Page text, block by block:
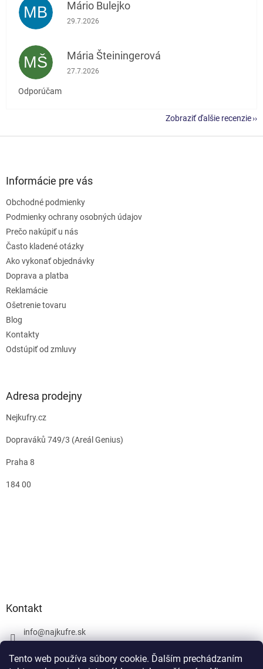
Tento web používa súbory cookie. Ďalším prechádzaním
MB Mário Bulejko
Hodnotenie obchodu je 5 z 5 hviezdičiek.
29.7.2026
MŠ Mária Šteiningerová
Hodnotenie obchodu je 5 z 5 hviezdičiek.
27.7.2026
Odporúčam
Zobraziť ďalšie recenzie
Informácie pre vás
Obchodné podmienky
Podmienky ochrany osobných údajov
Prečo nakúpiť u nás
Často kladené otázky
Ako vykonať objednávky
Doprava a platba
Reklamácie
Ošetrenie tovaru
Blog
Kontakty
Odstúpiť od zmluvy
Adresa prodejny
Nejkufry.cz
Dopraváků 749/3 (Areál Genius)
Praha 8
184 00
Kontakt
info@najkufre.sk
Facebook